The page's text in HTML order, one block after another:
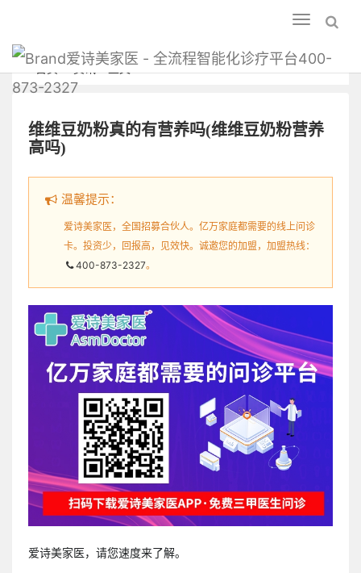
Toggle
navigation
爱诗美家医 - 全流程智能化诊疗平台400-
873-2327
首页 资讯 正文
维维豆奶粉真的有营养吗(维维豆奶粉营养
高吗)
温馨提示：
爱诗美家医，全国招募合伙人。亿万家庭都需要的线上问诊
卡。投资少，回报高，见效快。诚邀您的加盟，加盟热线：
400-873-2327。
爱诗美家医，请您速度来了解。